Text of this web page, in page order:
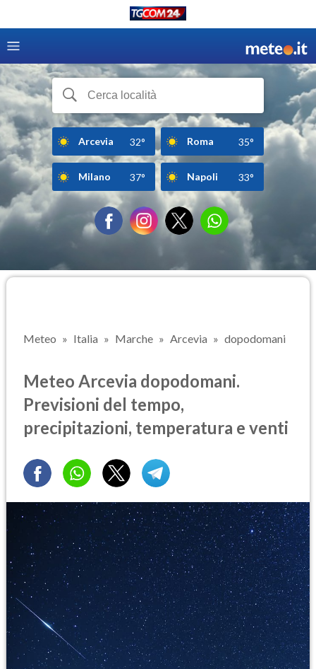
Arcevia 32° Roma 35°
Milano 37° Napoli 33°
Meteo Italia Marche Arcevia dopodomani
Meteo Arcevia dopodomani.
Previsioni del tempo,
precipitazioni, temperatura e venti